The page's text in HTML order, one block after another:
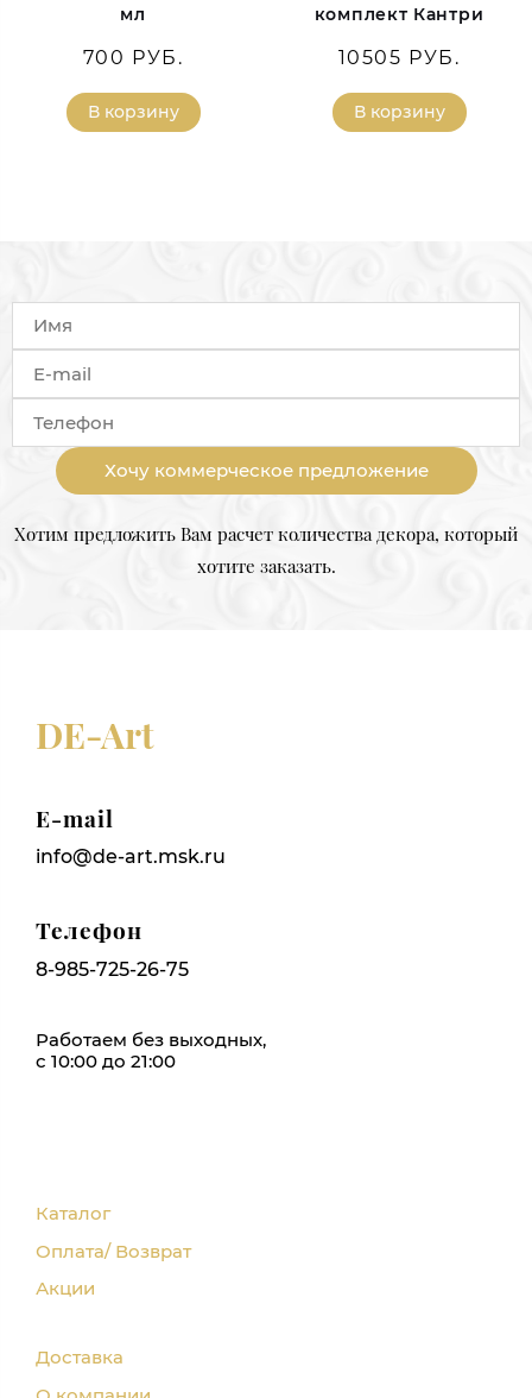
мл
700 РУБ.
В корзину
комплект Кантри
10505 РУБ.
В корзину
Хочу коммерческое предложение
Хотим предложить Вам расчет количества декора, который
хотите заказать.
DE-Art
E-mail
info@de-art.msk.ru
Телефон
8-985-725-26-75
Работаем без выходных,
с 10:00 до 21:00
Каталог
Оплата/ Возврат
Акции
Доставка